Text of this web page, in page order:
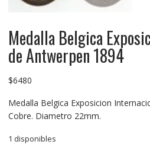
Medalla Belgica
de Antwerpen 1894
$6480
Medalla Belgica Exposicion
Cobre. Diametro 22mm.
1 disponibles